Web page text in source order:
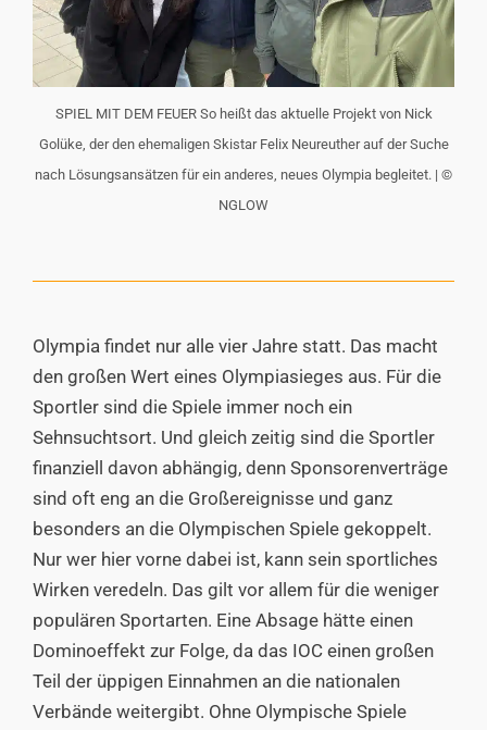
SPIEL MIT DEM FEUER So heißt das aktuelle Projekt von Nick
Golüke, der den ehemaligen Skistar Felix Neureuther auf der Suche
nach Lösungsansätzen für ein anderes, neues Olympia begleitet. | ©
NGLOW
Olympia findet nur alle vier Jahre statt. Das macht
den großen Wert eines Olympiasieges aus. Für die
Sportler sind die Spiele immer noch ein
Sehnsuchtsort. Und gleich zeitig sind die Sportler
finanziell davon abhängig, denn Sponsorenverträge
sind oft eng an die Großereignisse und ganz
besonders an die Olympischen Spiele gekoppelt.
Nur wer hier vorne dabei ist, kann sein sportliches
Wirken veredeln. Das gilt vor allem für die weniger
populären Sportarten. Eine Absage hätte einen
Dominoeffekt zur Folge, da das IOC einen großen
Teil der üppigen Einnahmen an die nationalen
Verbände weitergibt. Ohne Olympische Spiele